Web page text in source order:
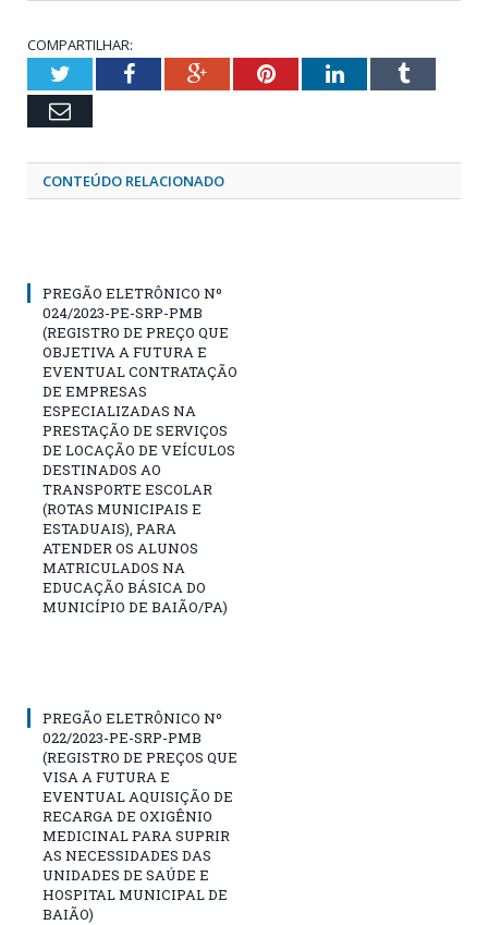
COMPARTILHAR:
TwitterFacebookGoogle+PinterestLinkedInTumblr
Email
CONTEÚDO RELACIONADO
PREGÃO ELETRÔNICO Nº
024/2023-PE-SRP-PMB
(REGISTRO DE PREÇO QUE
OBJETIVA A FUTURA E
EVENTUAL CONTRATAÇÃO
DE EMPRESAS
ESPECIALIZADAS NA
PRESTAÇÃO DE SERVIÇOS
DE LOCAÇÃO DE VEÍCULOS
DESTINADOS AO
TRANSPORTE ESCOLAR
(ROTAS MUNICIPAIS E
ESTADUAIS), PARA
ATENDER OS ALUNOS
MATRICULADOS NA
EDUCAÇÃO BÁSICA DO
MUNICÍPIO DE BAIÃO/PA)
PREGÃO ELETRÔNICO Nº
022/2023-PE-SRP-PMB
(REGISTRO DE PREÇOS QUE
VISA A FUTURA E
EVENTUAL AQUISIÇÃO DE
RECARGA DE OXIGÊNIO
MEDICINAL PARA SUPRIR
AS NECESSIDADES DAS
UNIDADES DE SAÚDE E
HOSPITAL MUNICIPAL DE
BAIÃO)